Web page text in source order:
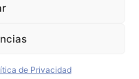
de Privacidad
70, 1ºB - 28003 - Madrid